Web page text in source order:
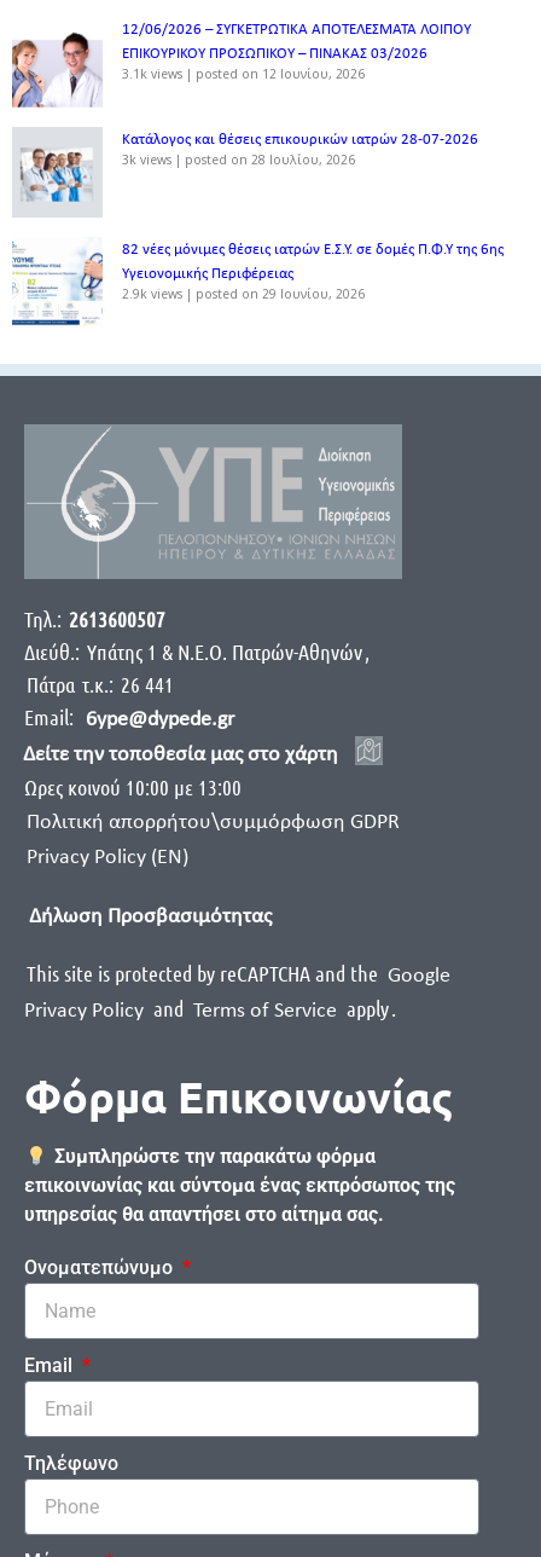
12/06/2026 – ΣΥΓΚΕΤΡΩΤΙΚΑ ΑΠΟΤΕΛΕΣΜΑΤΑ ΛΟΙΠΟΥ
ΕΠΙΚΟΥΡΙΚΟΥ ΠΡΟΣΩΠΙΚΟΥ – ΠΙΝΑΚΑΣ 03/2026
3.1k views | posted on 12 Ιουνίου, 2026
Κατάλογος και θέσεις επικουρικών ιατρών 28-07-2026
3k views | posted on 28 Ιουλίου, 2026
82 νέες μόνιμες θέσεις ιατρών Ε.Σ.Υ. σε δομές Π.Φ.Υ της 6ης
Υγειονομικής Περιφέρειας
2.9k views | posted on 29 Ιουνίου, 2026
Τηλ.: 2613600507
Διεύθ.: Yπάτης 1 & Ν.Ε.Ο. Πατρών-Αθηνών,
Πάτρα τ.κ.: 26 441
Email:
6ype@dypede.gr
Δείτε την τοποθεσία μας στο χάρτη
Ωρες κοινού 10:00 με 13:00
Πολιτική απορρήτου\συμμόρφωση GDPR
Privacy Policy (EN)
Δήλωση Προσβασιμότητας
This site is protected by reCAPTCHA and the Google
Privacy Policy and Terms of Service apply.
Φόρμα Επικοινωνίας
Συμπληρώστε την παρακάτω φόρμα
επικοινωνίας και σύντομα ένας εκπρόσωπος της
υπηρεσίας θα απαντήσει στο αίτημα σας.
Ονοματεπώνυμο
Email
Τηλέφωνο